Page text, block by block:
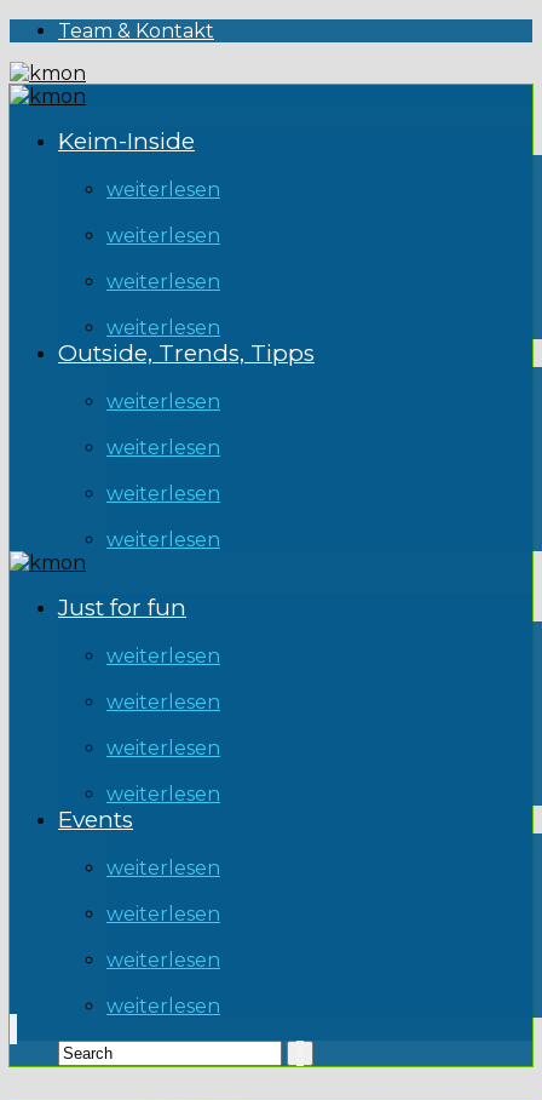
Team & Kontakt
Keim-Inside
weiterlesen
weiterlesen
weiterlesen
weiterlesen
Outside, Trends, Tipps
weiterlesen
weiterlesen
weiterlesen
weiterlesen
Just for fun
weiterlesen
weiterlesen
weiterlesen
weiterlesen
Events
weiterlesen
weiterlesen
weiterlesen
weiterlesen